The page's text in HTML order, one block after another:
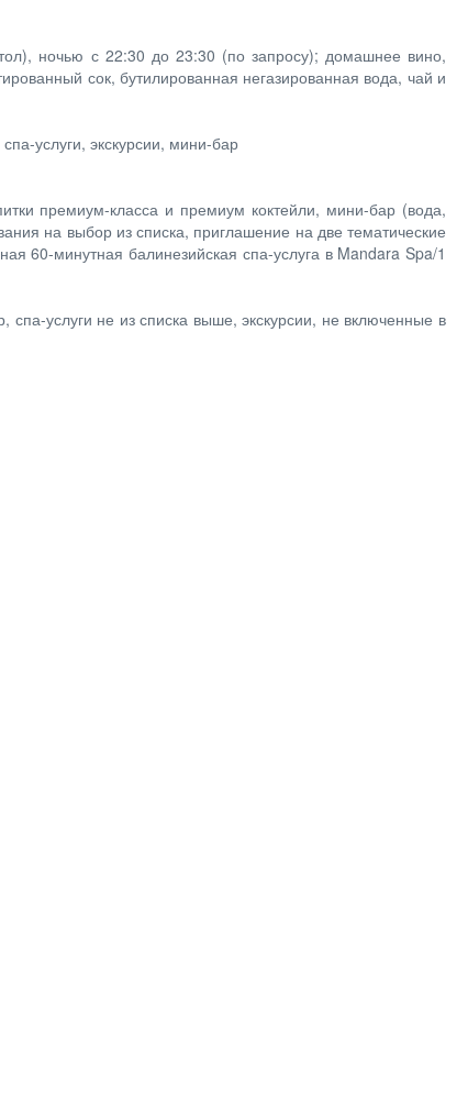
ночью с 22:30 до 23:30 (по запросу); домашнее вино,
сок, бутилированная негазированная вода, чай и
услуги, экскурсии, мини-бар
премиум-класса и премиум коктейли, мини-бар (вода,
на выбор из списка, приглашение на две тематические
60-минутная балинезийская спа-услуга в Mandara Spa/1
услуги не из списка выше, экскурсии, не включенные в